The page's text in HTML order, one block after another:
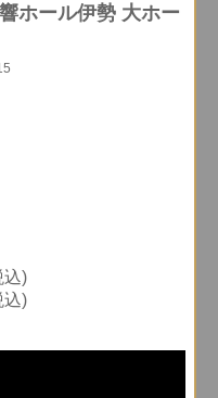
ホール伊勢 大ホー
込)
込)